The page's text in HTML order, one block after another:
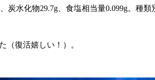
炭水化物29.7g、食塩相当量0.099g。
（復活嬉しい！）。